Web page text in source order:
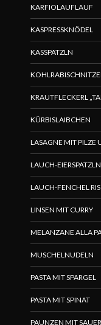
KARFIOLAUFLAUF
KASPRESSKNÖDEL
KASSPATZLN
KRAUTFLECKERL
KÜRBISLAIBCHEN
LASAGNE MIT PILZE
LAUCH-
LAUCH-FENCHEL
LINSEN MIT CURRY
MELANZANE ALLA
MUSCHELNUDELN
PASTA MIT SPARGEL
PASTA MIT SPINAT
PAUNZEN MIT